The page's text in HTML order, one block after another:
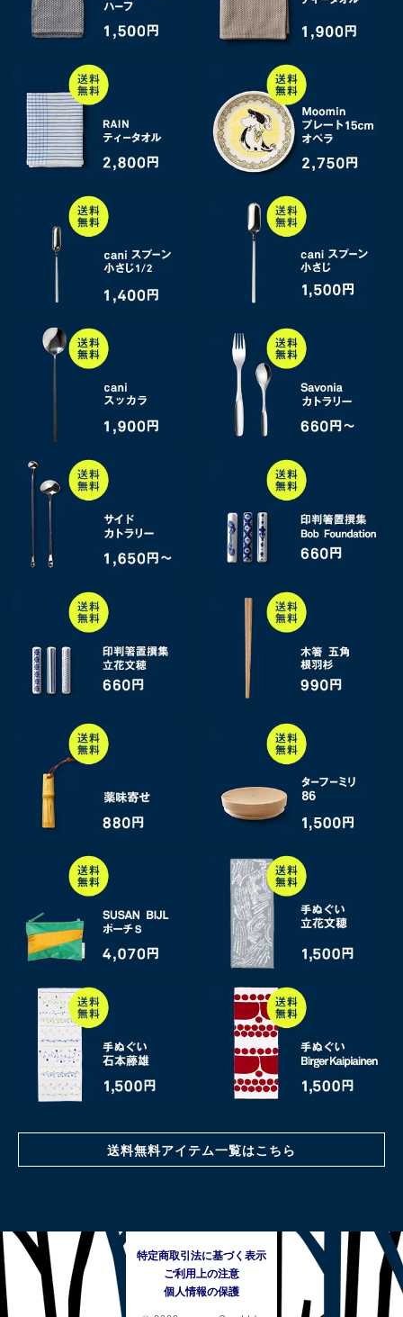
送料無料アイテム一覧はこちら
特定商取引法に基づく表示
ご利用上の注意
個人情報の保護